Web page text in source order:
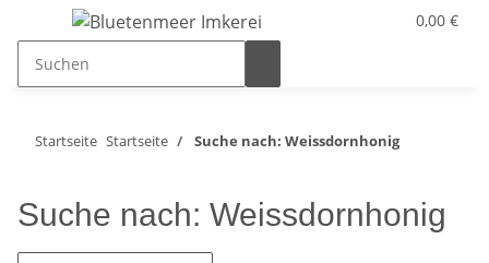
0,00 €
Startseite Startseite Suche nach: Weissdornhonig
Suche nach: Weissdornhonig